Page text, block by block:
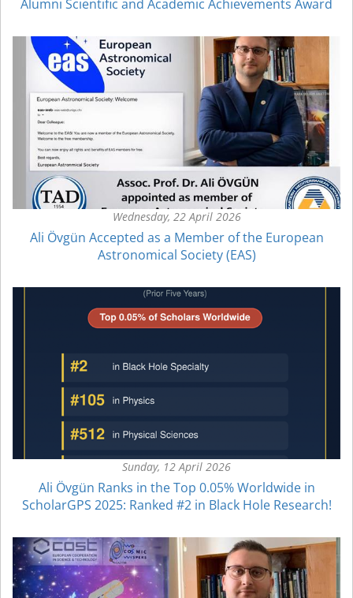
Alumni Scientific and Academic Achievements Award
Wednesday, 22 April 2026
Ali Övgün Accepted as a Member of the European
Astronomical Society (EAS)
Sunday, 12 April 2026
Ali Övgün Ranks in the Top 0.05% Worldwide in
ScholarGPS 2025: Ranked #2 in Black Hole Research!